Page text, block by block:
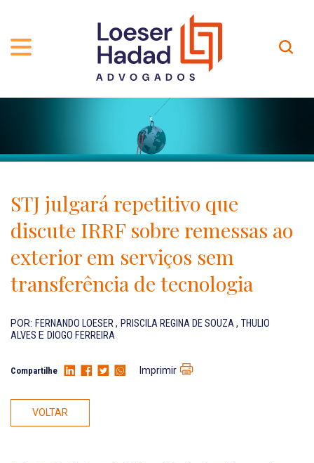
INCLUSÃO E DIVERSIDADE
PRÊMIOS
NOSSA EQUIPE
PROFISSIONAIS
CARREIRA
Contato
Localização
EN-US
STJ julgará repetitivo que
discute IRRF sobre remessas ao
exterior em serviços sem
transferência de tecnologia
POR: FERNANDO LOESER, PRISCILA REGINA DE SOUZA, THULIO
ALVES E DIOGO FERREIRA
Compartilhe Imprimir
VOLTAR